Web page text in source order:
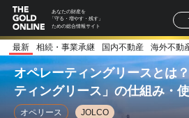
あなたの財産を
「守る・増やす・残す」
ための総合情報サイト
最新 相続・事業承継 国内不動産 海外不動
オペレーティングリースとは
ティングリース」の仕組み・
オペリース JOLCO